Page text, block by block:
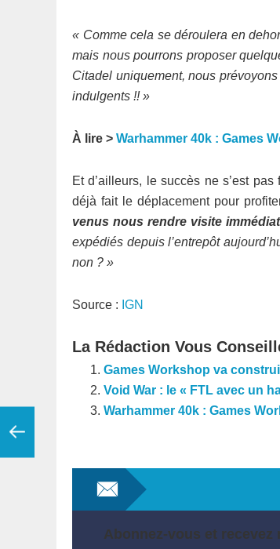
« Comme cela se déroulera en
mais nous pourrons proposer
Citadel uniquement, nous
indulgents !! »
À lire > Warhammer 40k : Games
Et d’ailleurs, le succès ne s’est
déjà fait le déplacement pour
venus nous rendre visite
expédiés depuis l’entrepôt
non ? »
Source : IGN
La Rédaction Vous
Games Workshop va
Void War : le « FTL avec un
Warhammer 40k : Games
Abonnez-vous et